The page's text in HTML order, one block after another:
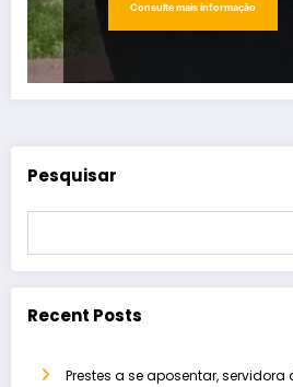
Consulte mais informação
Pesquisar
Recent Posts
Prestes a se aposentar,